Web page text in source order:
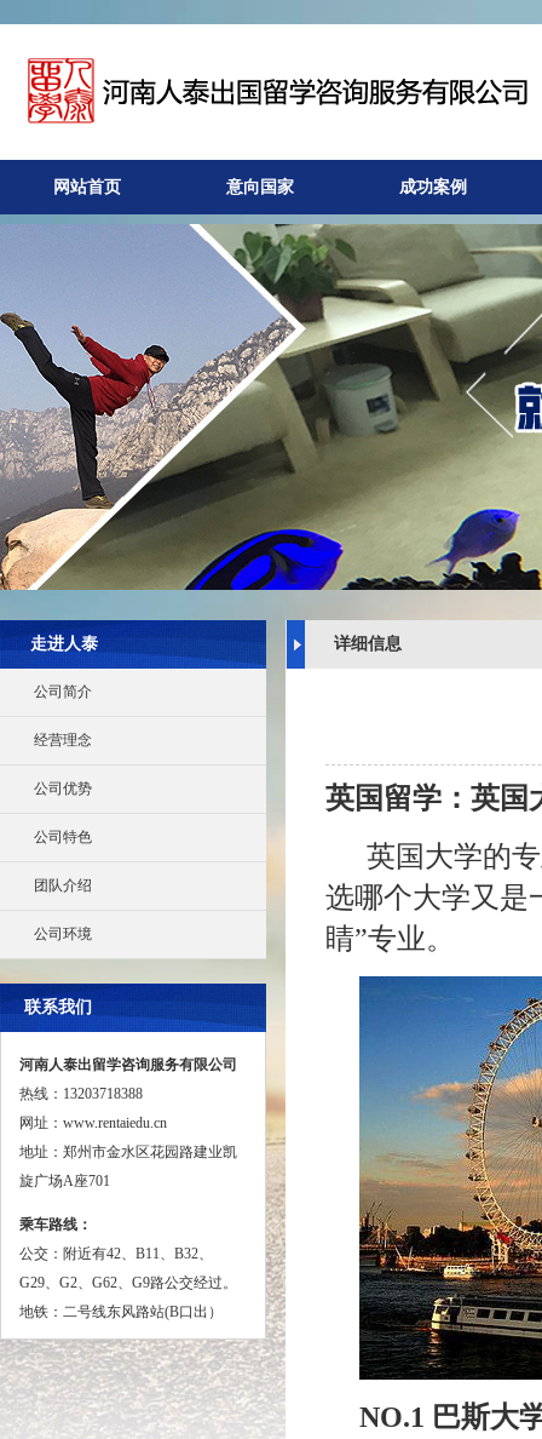
网站首页 意向国家 成功案例
走进人泰
公司简介
经营理念
公司优势
公司特色
团队介绍
公司环境
联系我们
河南人泰出留学咨询服务有限公司
热线：13203718388
网址：www.rentaiedu.cn
地址：郑州市金水区花园路建业凯
旋广场A座701
乘车路线：
公交： 附近有42、B11、B32、
G29、G2、G62、G9路公交经过。
地铁：二号线东风路站(B口出）
详细信息
英国留学：英国
英国大学的
选哪个大学又是
睛”专业。
NO.1 巴斯大